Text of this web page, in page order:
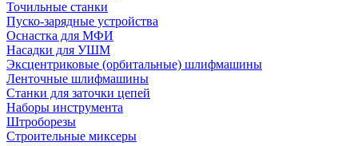
Точильные станки
Пуско-зарядные устройства
Оснастка для МФИ
Насадки для УШМ
Эксцентриковые (орбитальные) шлифмашины
Ленточные шлифмашины
Станки для заточки цепей
Наборы инструмента
Штроборезы
Строительные миксеры